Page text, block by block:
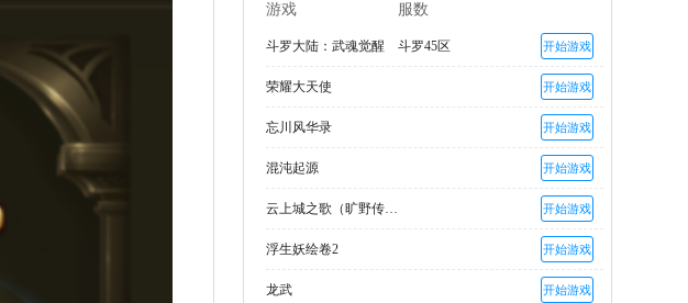
游戏 服数
斗罗大陆：武魂觉醒 斗罗45区 开始游戏
荣耀大天使 开始游戏
忘川风华录 开始游戏
混沌起源 开始游戏
云上城之歌（旷野传说） 开始游戏
浮生妖绘卷2 开始游戏
龙武 开始游戏